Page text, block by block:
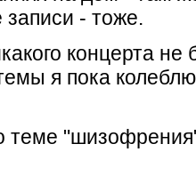
- тоже.
концерта не
я пока
теме